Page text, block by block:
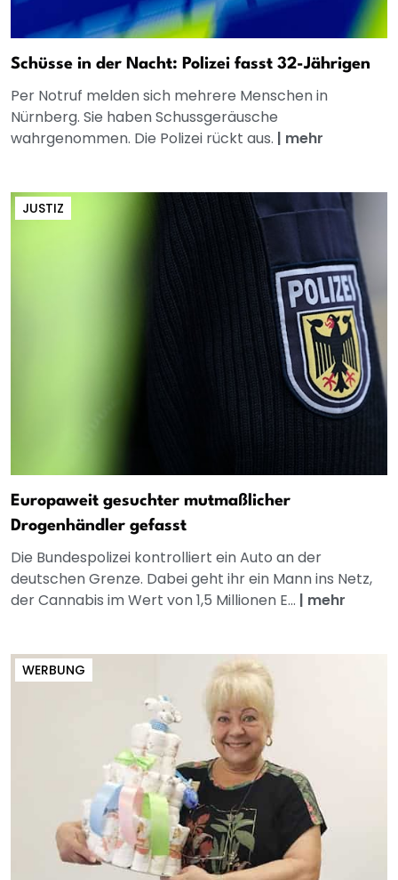
Schüsse in der Nacht: Polizei fasst 32-Jährigen
Per Notruf melden sich mehrere Menschen in
Nürnberg. Sie haben Schussgeräusche
wahrgenommen. Die Polizei rückt aus. | mehr
JUSTIZ
Europaweit gesuchter mutmaßlicher
Drogenhändler gefasst
Die Bundespolizei kontrolliert ein Auto an der
deutschen Grenze. Dabei geht ihr ein Mann ins Netz,
der Cannabis im Wert von 1,5 Millionen E... | mehr
WERBUNG